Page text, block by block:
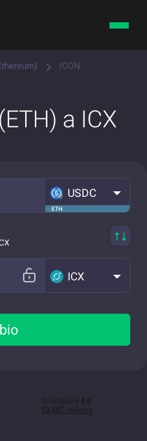
ICON
a ICX
ETH
USDC
ICX